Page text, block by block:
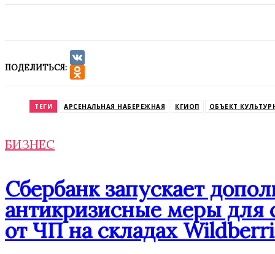
ПОДЕЛИТЬСЯ:
VK
ТЕГИ АРСЕНАЛЬНАЯ НАБЕРЕЖНАЯ КГИОП ОБЪЕКТ
БИЗНЕС
Сбербанк запускает
антикризисные меры для
от ЧП на складах